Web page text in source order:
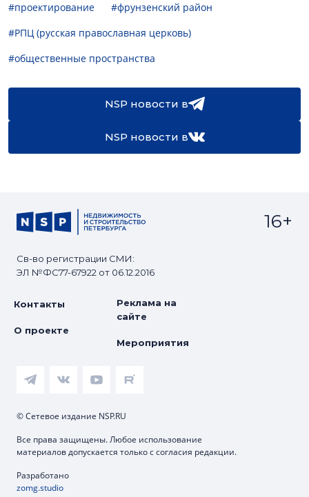
#проектирование
#фрунзенский район
#РПЦ (русская православная церковь)
#общественные пространства
NSP новости в
NSP новости в
Св-во регистрации СМИ:
ЭЛ №ФС77-67922 от 06.12.2016
16+
Контакты
О проекте
Реклама на
сайте
Мероприятия
© Сетевое издание NSP.RU
Все права защищены. Любое использование
материалов допускается только с согласия редакции.
Разработано
zomg.studio